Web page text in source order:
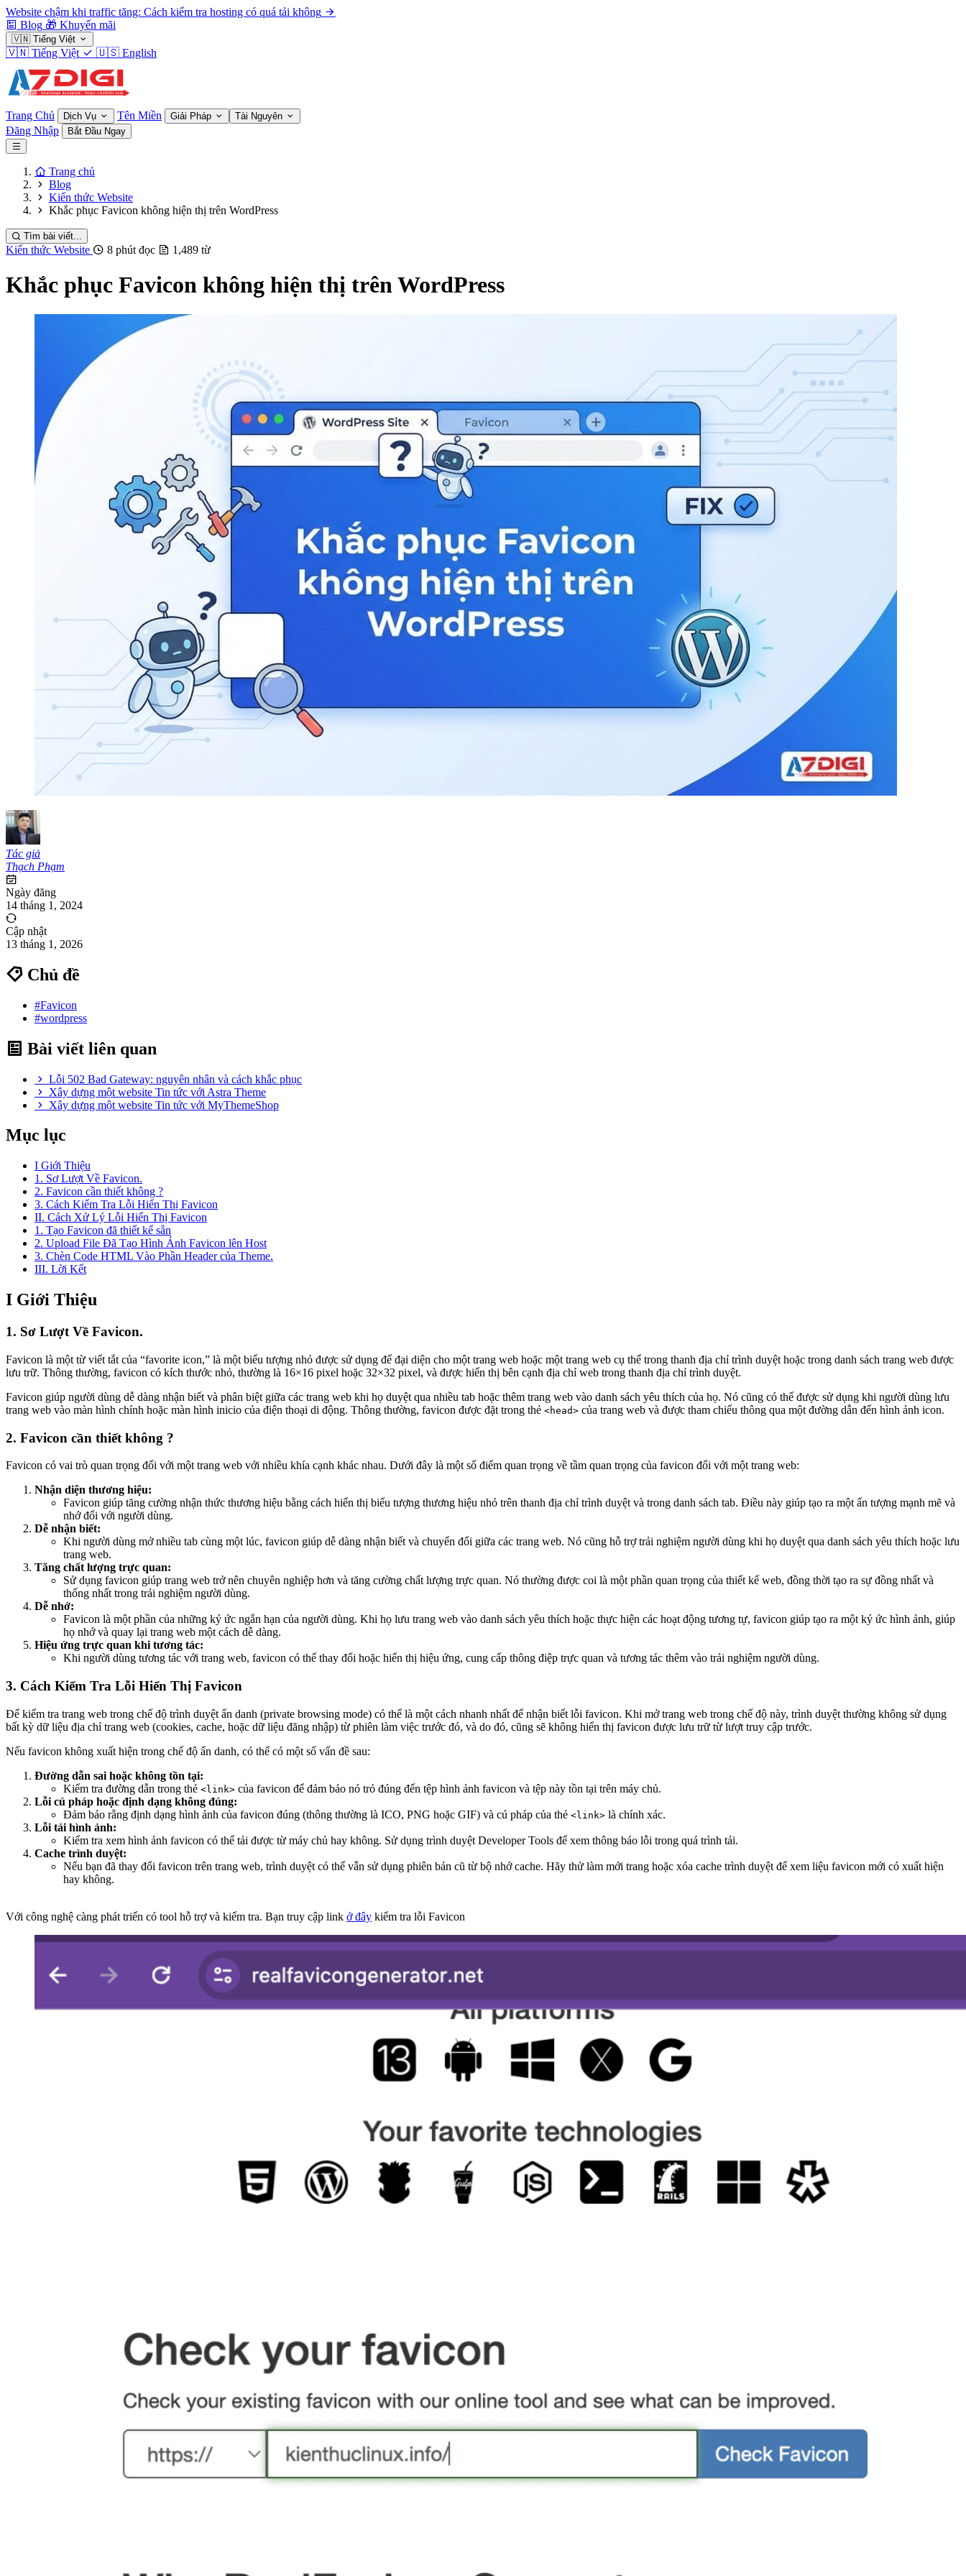
Website chậm khi traffic tăng: Cách kiểm tra hosting có quá tải không
Blog 🎁 Khuyến mãi
🇻🇳 Tiếng Việt
🇻🇳 Tiếng Việt 🇺🇸 English
Trang Chủ Dịch Vụ Tên Miền Giải Pháp Tài Nguyên
Đăng Nhập Bắt Đầu Ngay
Trang chủ
Blog
Kiến thức Website
Khắc phục Favicon không hiện thị trên WordPress
Tìm bài viết...
Kiến thức Website 8 phút đọc 1,489 từ
Khắc phục Favicon không hiện thị trên WordPress
Tác giả
Thạch Phạm
Ngày đăng
14 tháng 1, 2024
Cập nhật
13 tháng 1, 2026
Chủ đề
#Favicon
#wordpress
Bài viết liên quan
Lỗi 502 Bad Gateway: nguyên nhân và cách khắc phục
Xây dựng một website Tin tức với Astra Theme
Xây dựng một website Tin tức với MyThemeShop
Mục lục
I Giới Thiệu
1. Sơ Lượt Về Favicon.
2. Favicon cần thiết không ?
3. Cách Kiểm Tra Lỗi Hiển Thị Favicon
II. Cách Xử Lý Lỗi Hiển Thị Favicon
1. Tạo Favicon đã thiết kế sẵn
2. Upload File Đã Tạo Hình Ảnh Favicon lên Host
3. Chèn Code HTML Vào Phần Header của Theme.
III. Lời Kết
I Giới Thiệu
1. Sơ Lượt Về Favicon.
Favicon là một từ viết tắt của “favorite icon,” là một biểu tượng nhỏ được sử dụng để đại diện cho một trang web hoặc một trang web cụ thể trong thanh địa chỉ trình duyệt hoặc trong danh sách trang web được
lưu trữ. Thông thường, favicon có kích thước nhỏ, thường là 16×16 pixel hoặc 32×32 pixel, và được hiển thị bên cạnh địa chỉ web trong thanh địa chỉ trình duyệt.
Favicon giúp người dùng dễ dàng nhận biết và phân biệt giữa các trang web khi họ duyệt qua nhiều tab hoặc thêm trang web vào danh sách yêu thích của họ. Nó cũng có thể được sử dụng khi người dùng lưu
trang web vào màn hình chính hoặc màn hình inicio của điện thoại di động. Thông thường, favicon được đặt trong thẻ <head> của trang web và được tham chiếu thông qua một đường dẫn đến hình ảnh icon.
2. Favicon cần thiết không ?
Favicon có vai trò quan trọng đối với một trang web với nhiều khía cạnh khác nhau. Dưới đây là một số điểm quan trọng về tầm quan trọng của favicon đối với một trang web:
Nhận diện thương hiệu:
Favicon giúp tăng cường nhận thức thương hiệu bằng cách hiển thị biểu tượng thương hiệu nhỏ trên thanh địa chỉ trình duyệt và trong danh sách tab. Điều này giúp tạo ra một ấn tượng mạnh mẽ và
nhớ đối với người dùng.
Dễ nhận biết:
Khi người dùng mở nhiều tab cùng một lúc, favicon giúp dễ dàng nhận biết và chuyển đổi giữa các trang web. Nó cũng hỗ trợ trải nghiệm người dùng khi họ duyệt qua danh sách yêu thích hoặc lưu
trang web.
Tăng chất lượng trực quan:
Sử dụng favicon giúp trang web trở nên chuyên nghiệp hơn và tăng cường chất lượng trực quan. Nó thường được coi là một phần quan trọng của thiết kế web, đồng thời tạo ra sự đồng nhất và
thống nhất trong trải nghiệm người dùng.
Dễ nhớ:
Favicon là một phần của những ký ức ngắn hạn của người dùng. Khi họ lưu trang web vào danh sách yêu thích hoặc thực hiện các hoạt động tương tự, favicon giúp tạo ra một ký ức hình ảnh, giúp
họ nhớ và quay lại trang web một cách dễ dàng.
Hiệu ứng trực quan khi tương tác:
Khi người dùng tương tác với trang web, favicon có thể thay đổi hoặc hiển thị hiệu ứng, cung cấp thông điệp trực quan và tương tác thêm vào trải nghiệm người dùng.
3. Cách Kiểm Tra Lỗi Hiển Thị Favicon
Để kiểm tra trang web trong chế độ trình duyệt ẩn danh (private browsing mode) có thể là một cách nhanh nhất để nhận biết lỗi favicon. Khi mở trang web trong chế độ này, trình duyệt thường không sử dụng
bất kỳ dữ liệu địa chỉ trang web (cookies, cache, hoặc dữ liệu đăng nhập) từ phiên làm việc trước đó, và do đó, cũng sẽ không hiển thị favicon được lưu trữ từ lượt truy cập trước.
Nếu favicon không xuất hiện trong chế độ ẩn danh, có thể có một số vấn đề sau:
Đường dẫn sai hoặc không tồn tại:
Kiểm tra đường dẫn trong thẻ <link> của favicon để đảm bảo nó trỏ đúng đến tệp hình ảnh favicon và tệp này tồn tại trên máy chủ.
Lỗi cú pháp hoặc định dạng không đúng:
Đảm bảo rằng định dạng hình ảnh của favicon đúng (thông thường là ICO, PNG hoặc GIF) và cú pháp của thẻ <link> là chính xác.
Lỗi tải hình ảnh:
Kiểm tra xem hình ảnh favicon có thể tải được từ máy chủ hay không. Sử dụng trình duyệt Developer Tools để xem thông báo lỗi trong quá trình tải.
Cache trình duyệt:
Nếu bạn đã thay đổi favicon trên trang web, trình duyệt có thể vẫn sử dụng phiên bản cũ từ bộ nhớ cache. Hãy thử làm mới trang hoặc xóa cache trình duyệt để xem liệu favicon mới có xuất hiện
hay không.
Với công nghệ càng phát triển có tool hỗ trợ và kiểm tra. Bạn truy cập link ở đây kiểm tra lỗi Favicon